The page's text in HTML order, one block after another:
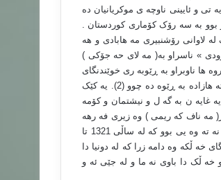
و ئایینی ناوچه ی موکریانیان ده
بوو به سه رۆک کۆماری کوردستان .
لاوانی رۆشنبیری مه هابادی و هه
» ناسراو به( مه لای حه جۆکی )
ها ناوبراو به ڕێوبه ری خوێندنگای
کوردی( گه لاوێژ ) بوو که له ماڵی حاجی ئه حمه دی گادانی و له پاشان ماڵی سه ید عه بدووڵڵای ته هازاده به ڕێوه ده چوو (2). یه کێک
غایه ن به گه ل و نیشتمان و کۆمه
مه ناف که ریمی ) وه زیری فه رهه
نگی کۆماری کوردستان له وتووێژێکدا دانی پێداده نێت و ده ڵێت : ژکاف کۆمه ڵه یه کی ئایینی – نه ته وه یی بوو که له ساڵی 1321 تا
خه ڵکه وه دامه زرا که له دونیا دا
خه ڵک دا باوی نه ما و له جێی ئه و